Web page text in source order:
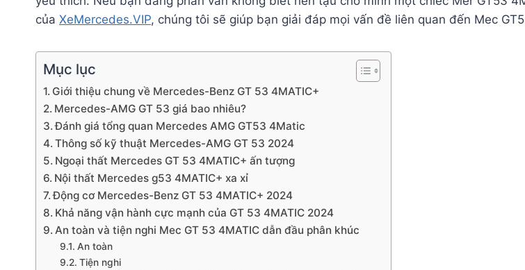
của XeMercedes.VIP, chúng tôi sẽ giúp bạn giải đáp mọi vấn đề liên quan đến Mec
Mục lục
Giới thiệu chung về Mercedes-Benz GT 53 4MATIC+
Mercedes-AMG GT 53 giá bao nhiêu?
Đánh giá tổng quan Mercedes AMG GT53 4Matic
Thông số kỹ thuật Mercedes-AMG GT 53 2024
Ngoại thất Mercedes GT 53 4MATIC+ ấn tượng
Nội thất Mercedes g53 4MATIC+ xa xỉ
Động cơ Mercedes-Benz GT 53 4MATIC+ 2024
Khả năng vận hành cực mạnh của GT 53 4MATIC 2024
An toàn và tiện nghi Mec GT 53 4MATIC dẫn đầu phân khúc
An toàn
Tiện nghi